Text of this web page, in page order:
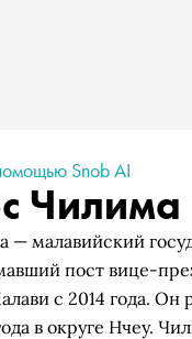
Snob AI
Чилима
— малавийский
пост вице-
с 2014 года. Он
в округе Нчеу.